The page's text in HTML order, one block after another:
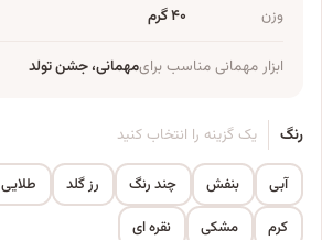
وزن ۴۰ گرم
ابزار مهمانی مناسب برایمهمانی، جشن تولد
رنگ یک گزینه را انتخاب کنید
آبی بنفش چند رنگ رز گلد طلایی
کرم
مشکی نقره ای